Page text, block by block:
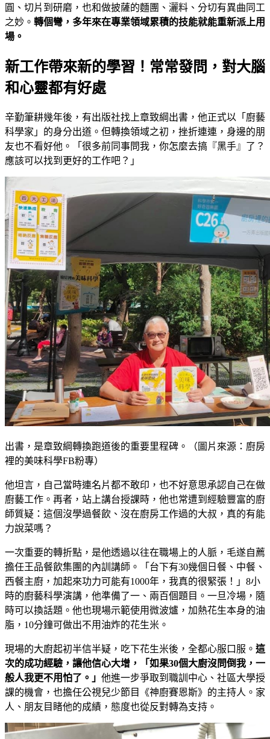
圓、切片到研磨，也和做披薩的麵團、灑料、分切有異曲同工
之妙。 轉個彎，多年來在專業領域累積的技能就能重新派上用
場。
新工作帶來新的學習！常常發問，對大腦
和心靈都有好處
辛勤筆耕幾年後，有出版社找上章致綱出書，他正式以「廚藝
科學家」的身分出道。但轉換領域之初，挫折連連，身邊的朋
友也不看好他。「很多前同事問我，你怎麼去搞『黑手』了？
應該可以找到更好的工作吧？」
出書，是章致綱轉換跑道後的重要里程碑。（圖片來源：廚房
裡的美味科學FB粉專）
他坦言，自己當時連名片都不敢印，也不好意思承認自己在做
廚藝工作。再者，站上講台授課時，他也常遭到經驗豐富的廚
師質疑：這個沒學過餐飲、沒在廚房工作過的大叔，真的有能
力說菜嗎？
一次重要的轉折點，是他透過以往在職場上的人脈，毛遂自薦
擔任王品餐飲集團的內訓講師。「台下有30幾個日餐、中餐、
西餐主廚，加起來功力可能有1000年，我真的很緊張！」8小
時的廚藝科學演講，他準備了一、兩百個題目。一旦冷場，隨
時可以換話題。他也現場示範使用微波爐，加熱花生本身的油
脂，10分鐘可做出不用油炸的花生米。
現場的大廚起初半信半疑，吃下花生米後，全都心服口服。 這
次的成功經驗，讓他信心大增，「如果30個大廚沒問倒我，一
般人我更不用怕了。」 他進一步爭取到職訓中心、社區大學授
課的機會，也擔任公視兒少節目《神廚賽恩斯》的主持人。家
人、朋友目睹他的成績，態度也從反對轉為支持。